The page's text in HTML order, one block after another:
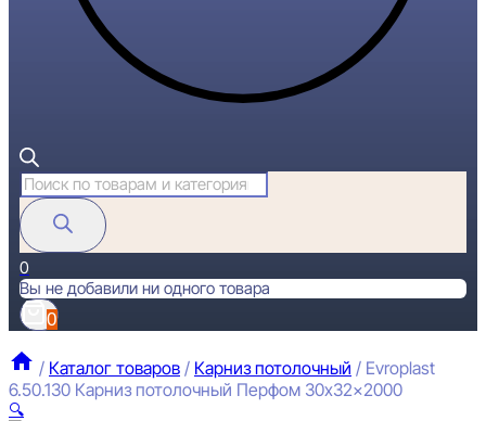
Поиск
товаров
0
Вы не добавили ни одного товара
0
/ Каталог товаров / Карниз потолочный / Evroplast
6.50.130 Карниз потолочный Перфом 30x32x2000
🔍